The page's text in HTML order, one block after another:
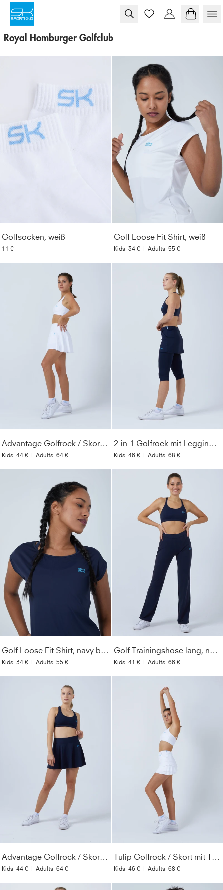
Royal Homburger Golfclub
Golfsocken, weiß
11 €
Golf Loose Fit Shirt, weiß
Kids 34 € | Adults 55 €
Advantage Golfrock / Skort mit Ballhalter, weiß
Kids 44 € | Adults 64 €
2-in-1 Golfrock mit Leggings / Skapri, navy blau
Kids 46 € | Adults 68 €
Golf Loose Fit Shirt, navy blau
Kids 34 € | Adults 55 €
Golf Trainingshose lang, navy blau
Kids 41 € | Adults 66 €
Advantage Golfrock / Skort mit Ballhalter, navy blau
Kids 44 € | Adults 64 €
Tulip Golfrock / Skort mit Taschen, weiß
Kids 46 € | Adults 68 €